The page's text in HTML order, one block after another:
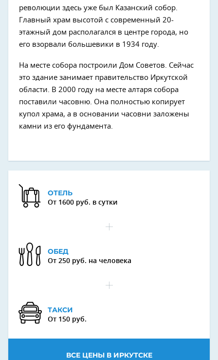
революции здесь уже был Казанский собор.
Главный храм высотой с современный 20-
этажный дом располагался в центре города, но
его взорвали большевики в 1934 году.
На месте собора построили Дом Советов. Сейчас
это здание занимает правительство Иркутской
области. В 2000 году на месте алтаря собора
поставили часовню. Она полностью копирует
купол храма, а в основании часовни заложены
камни из его фундамента.
ОТЕЛЬ
От 1600 руб. в сутки
ОБЕД
От 250 руб. на человека
ТАКСИ
От 150 руб.
ВСЕ ЦЕНЫ В ИРКУТСКЕ